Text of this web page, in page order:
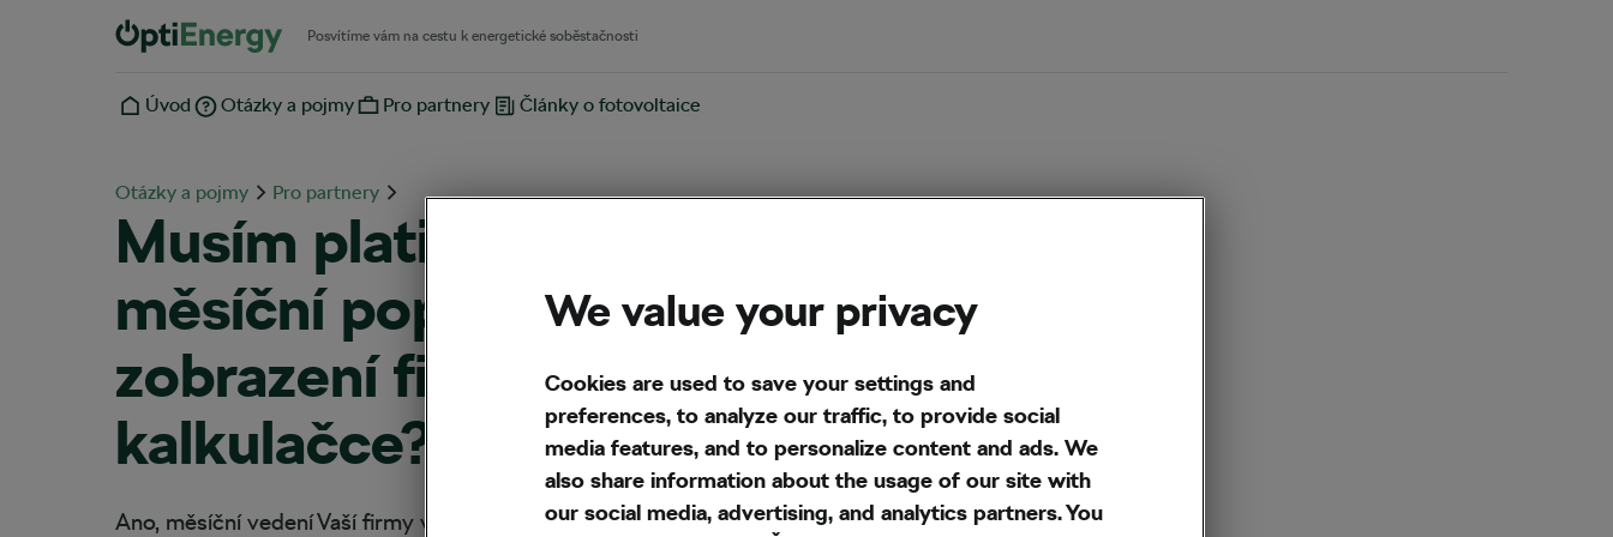
Posvítíme vám na cestu k energetické soběstačnosti
Úvod Otázky a pojmy Pro partnery Články o fotovoltaice
Otázky a pojmy Pro partnery
Musím platit nějaké
měsíční poplatky za
zobrazení firmy v
kalkulačce?
Ano, měsíční vedení Vaší firmy v OptiEnergy kalkulačce vychází na
We value your privacy
Cookies are used to save your settings and
preferences, to analyze our traffic, to provide social
media features, and to personalize content and ads. We
also share information about the usage of our site with
our social media, advertising, and analytics partners. You